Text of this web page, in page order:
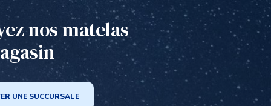
nos matelas
UNE SUCCURSALE